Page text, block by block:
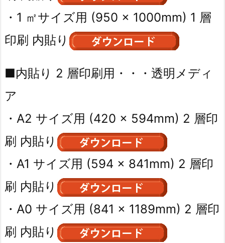
・1 ㎡サイズ用 (950 × 1000mm) 1 層
印刷 内貼り
■内貼り 2 層印刷用・・・透明メディ
ア
・A2 サイズ用 (420 × 594mm) 2 層印
刷 内貼り
・A1 サイズ用 (594 × 841mm) 2 層印
刷 内貼り
・A0 サイズ用 (841 × 1189mm) 2 層印
刷 内貼り